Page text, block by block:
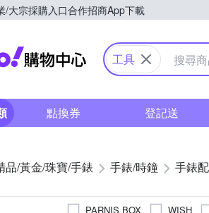
/大宗採購入口合作招商App下載
Yahoo購物中心
工具
點換券 登記送
品/黃金/珠寶/手錶 手錶/時鐘 手錶
PARNIS BOX WISH